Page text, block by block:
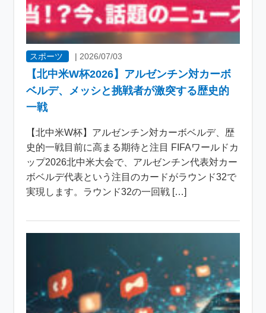
スポーツ | 2026/07/03
【北中米W杯2026】アルゼンチン対カーボ
ベルデ、メッシと挑戦者が激突する歴史的
一戦
【北中米W杯】アルゼンチン対カーボベルデ、歴
史的一戦目前に高まる期待と注目 FIFAワールドカ
ップ2026北中米大会で、アルゼンチン代表対カー
ボベルデ代表という注目のカードがラウンド32で
実現します。ラウンド32の一回戦 […]